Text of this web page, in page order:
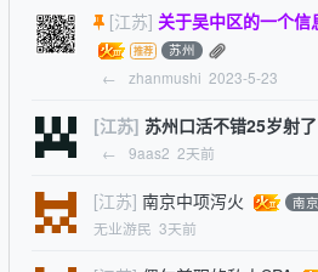
[江苏] 关于吴中区的一个
苏州
← zhanmushi 2023-5-23
[江苏] 苏州口活不错25岁射了
← 9aas2 2天前
[江苏] 南京中项泻火 南京
无业游民 3天前